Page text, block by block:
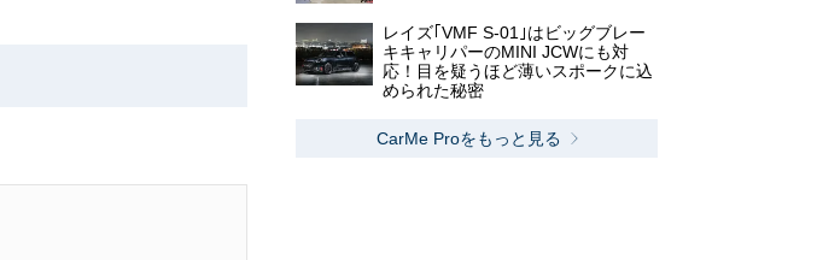
レイズ｢VMF S-01｣はビッグブレー
キキャリパーのMINI JCWにも対
応！目を疑うほど薄いスポークに込
められた秘密
CarMe Proをもっと見る